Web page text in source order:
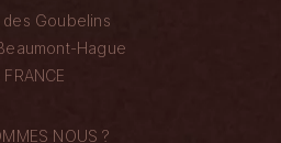
Goubelins
Hague
FRANCE
NOUS ?